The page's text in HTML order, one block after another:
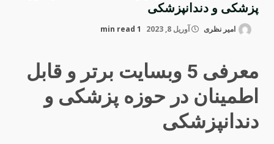
پزشکی و دندانپزشکی
امیر نظری آوریل 8, 2023 1 min read
معرفی 5 وبسایت برتر و قابل
اطمینان در حوزه پزشکی و
دندانپزشکی